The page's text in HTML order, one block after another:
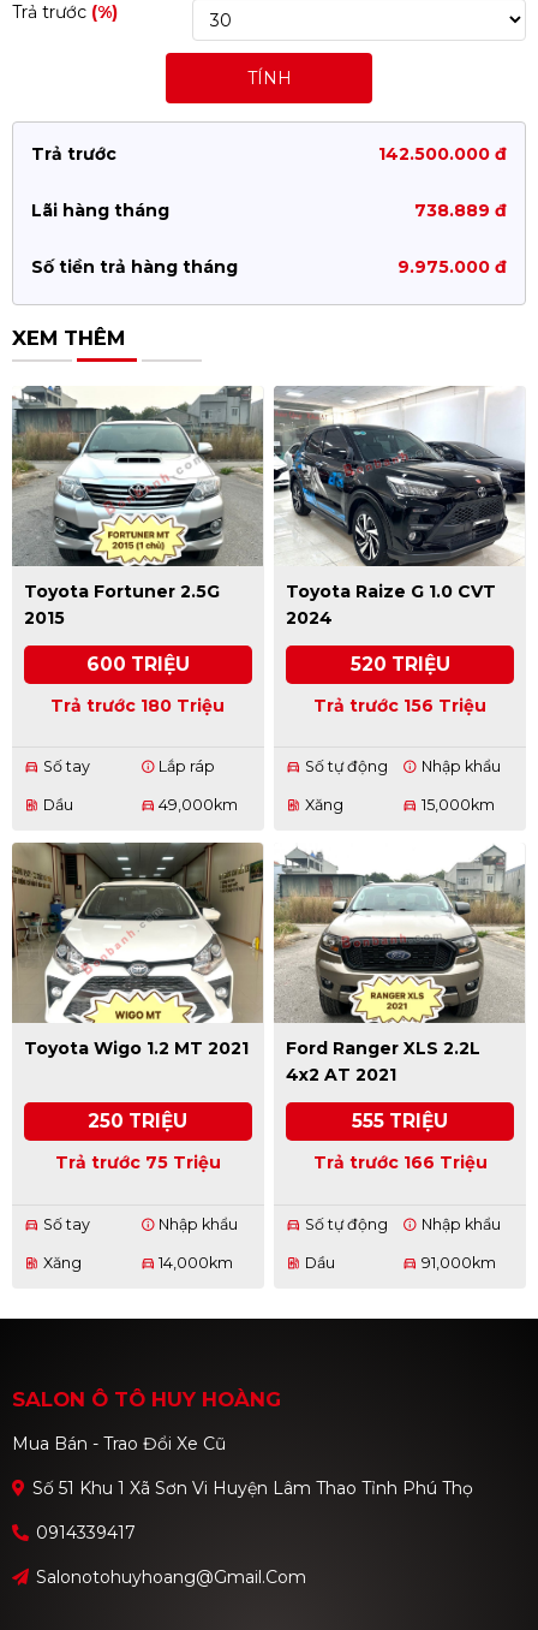
Trả trước (%)
TÍNH
Trả trước 142.500.000 đ
Lãi hàng tháng 738.889 đ
Số tiền trả hàng tháng 9.975.000 đ
XEM THÊM
Toyota Fortuner 2.5G
2015
600 TRIỆU
Trả trước 180 Triệu
directions_car Số tay info Lắp ráp
ev_station Dầu directions_car 49,000km
Toyota Raize G 1.0 CVT
2024
520 TRIỆU
Trả trước 156 Triệu
directions_car Số tự động info Nhập khẩu
ev_station Xăng directions_car 15,000km
Toyota Wigo 1.2 MT 2021
250 TRIỆU
Trả trước 75 Triệu
directions_car Số tay info Nhập khẩu
ev_station Xăng directions_car 14,000km
Ford Ranger XLS 2.2L
4x2 AT 2021
555 TRIỆU
Trả trước 166 Triệu
directions_car Số tự động info Nhập khẩu
ev_station Dầu directions_car 91,000km
SALON Ô TÔ HUY HOÀNG
Mua Bán - Trao Đổi Xe Cũ
Số 51 Khu 1 Xã Sơn Vi Huyện Lâm Thao Tỉnh Phú Thọ
0914339417
Salonotohuyhoang@gmail.com